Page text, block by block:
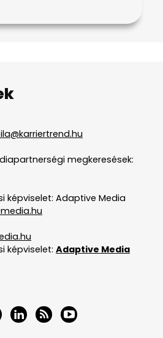
megkeresések:
képviselet: Adaptive Media
képviselet: Adaptive Media